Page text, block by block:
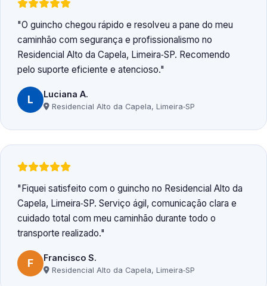
O guincho chegou rápido e resolveu a pane do meu
caminhão com segurança e profissionalismo no
Residencial Alto da Capela, Limeira‑SP. Recomendo
pelo suporte eficiente e atencioso.
L Luciana A.
Residencial Alto da Capela, Limeira‑SP
Fiquei satisfeito com o guincho no Residencial Alto da
Capela, Limeira‑SP. Serviço ágil, comunicação clara e
cuidado total com meu caminhão durante todo o
transporte realizado.
F Francisco S.
Residencial Alto da Capela, Limeira‑SP